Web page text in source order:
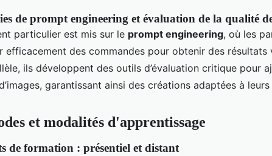
de prompt engineering et évaluation de la qualité
particulier est mis sur le prompt engineering, où les
efficacement des commandes pour obtenir des résultats
ils développent des outils d’évaluation critique pour
garantissant ainsi des créations adaptées à
et modalités d'apprentissage
de formation : présentiel et distant